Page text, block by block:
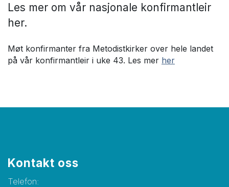
Les mer om vår nasjonale konfirmantleir
her.
Møt konfirmanter fra Metodistkirker over hele landet
på vår konfirmantleir i uke 43. Les mer her
Kontakt oss
Telefon: